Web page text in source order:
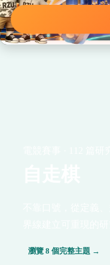
瀏覽 8 個完整主題 →